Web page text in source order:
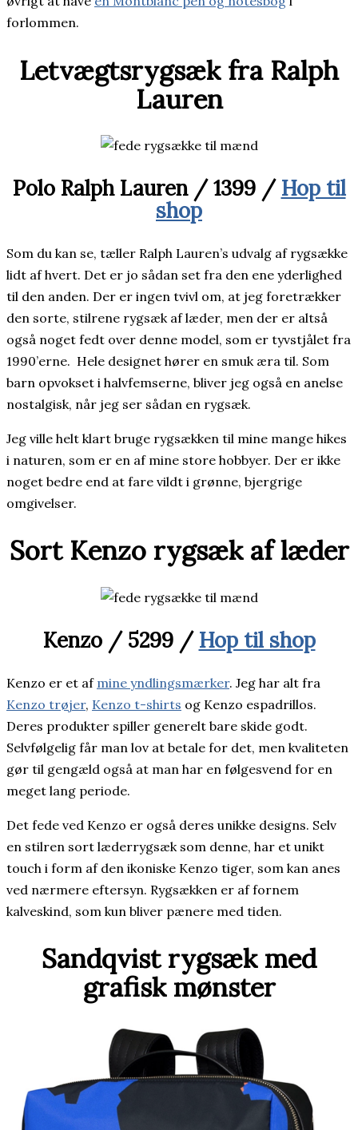
forlommen.
Letvægtsrygsæk fra Ralph
Lauren
Polo Ralph Lauren / 1399 / Hop til
shop
Som du kan se, tæller Ralph Lauren’s udvalg af rygsække
lidt af hvert. Det er jo sådan set fra den ene yderlighed
til den anden. Der er ingen tvivl om, at jeg foretrækker
den sorte, stilrene rygsæk af læder, men der er altså
også noget fedt over denne model, som er tyvstjålet fra
1990’erne. Hele designet hører en smuk æra til. Som
barn opvokset i halvfemserne, bliver jeg også en anelse
nostalgisk, når jeg ser sådan en rygsæk.
Jeg ville helt klart bruge rygsækken til mine mange hikes
i naturen, som er en af mine store hobbyer. Der er ikke
noget bedre end at fare vildt i grønne, bjergrige
omgivelser.
Sort Kenzo rygsæk af læder
Kenzo / 5299 / Hop til shop
Kenzo er et af mine yndlingsmærker. Jeg har alt fra
Kenzo trøjer, Kenzo t-shirts og Kenzo espadrillos.
Deres produkter spiller generelt bare skide godt.
Selvfølgelig får man lov at betale for det, men kvaliteten
gør til gengæld også at man har en følgesvend for en
meget lang periode.
Det fede ved Kenzo er også deres unikke designs. Selv
en stilren sort læderrygsæk som denne, har et unikt
touch i form af den ikoniske Kenzo tiger, som kan anes
ved nærmere eftersyn. Rygsækken er af fornem
kalveskind, som kun bliver pænere med tiden.
Sandqvist rygsæk med
grafisk mønster